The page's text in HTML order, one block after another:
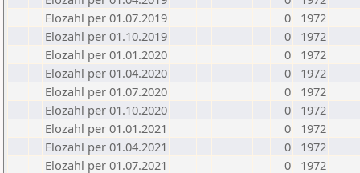
Elozahl per 01.07.2019
0
1972
Elozahl per 01.10.2019
0
1972
Elozahl per 01.01.2020
0
1972
Elozahl per 01.04.2020
0
1972
Elozahl per 01.07.2020
0
1972
Elozahl per 01.10.2020
0
1972
Elozahl per 01.01.2021
0
1972
Elozahl per 01.04.2021
0
1972
Elozahl per 01.07.2021
0
1972